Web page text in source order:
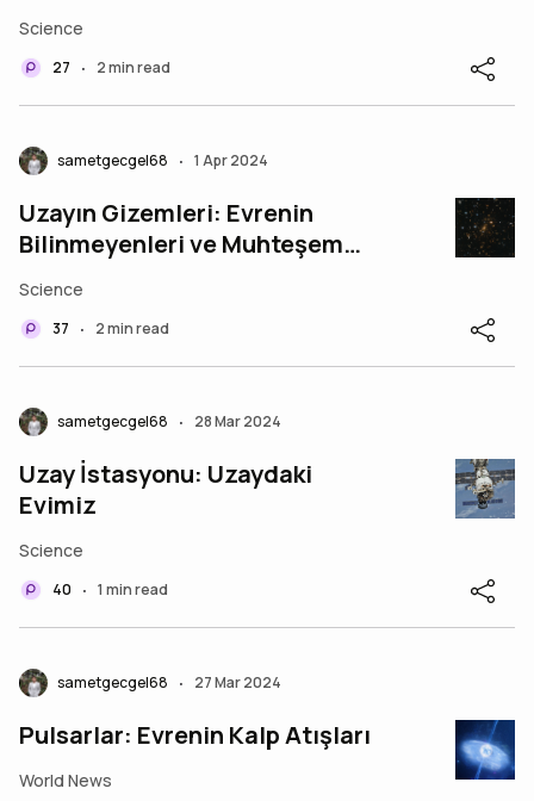
Science
27 • 2 min read
sametgecgel68 • 1 Apr 2024
Uzayın Gizemleri: Evrenin
Bilinmeyenleri ve Muhteşem
Science
37 • 2 min read
sametgecgel68 • 28 Mar 2024
Uzay İstasyonu: Uzaydaki
Evimiz
Science
40 • 1 min read
sametgecgel68 • 27 Mar 2024
Pulsarlar: Evrenin Kalp Atışları
World News